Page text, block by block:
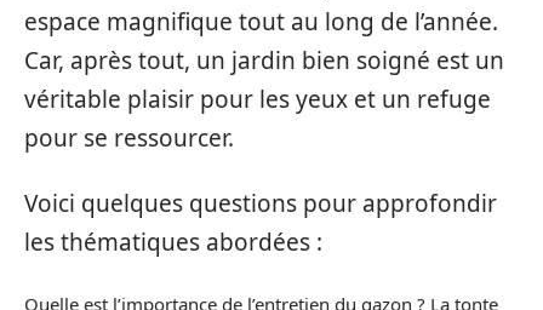
espace magnifique tout au long de l’année.
Car, après tout, un jardin bien soigné est un
véritable plaisir pour les yeux et un refuge
pour se ressourcer.
Voici quelques questions pour approfondir
les thématiques abordées :
Quelle est l’importance de l’entretien du gazon ? La tonte